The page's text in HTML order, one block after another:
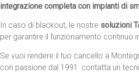
integrazione completa con impianti di
In caso di blackout, le nostre soluzioni
per garantire il funzionamento continuo
Se vuoi rendere il tuo cancello a
con passione dal 1991: contatta un